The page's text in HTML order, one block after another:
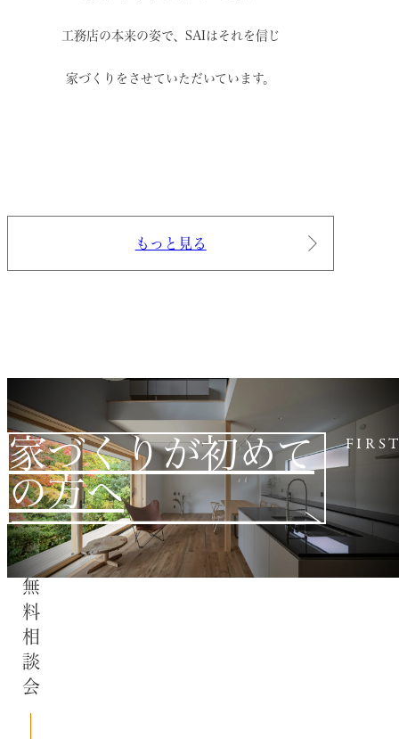
工務店の本来の姿で、 SAIはそれを信じ
家づくりをさせていただいています。
もっと見る
家づくりが初めて
の方へ
無料相談会